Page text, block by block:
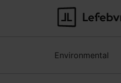
Environmental